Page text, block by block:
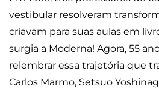
vestibular resolveram
criavam para suas aulas em
surgia a Moderna! Agora, 55
relembrar essa trajetória que
Carlos Marmo, Setsuo